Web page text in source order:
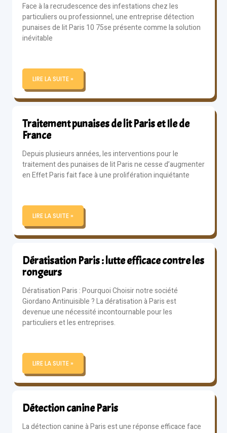
Face à la recrudescence des infestations chez les
particuliers ou professionnel, une entreprise détection
punaises de lit Paris 10 75se présente comme la solution
inévitable
LIRE LA SUITE »
Traitement punaises de lit Paris et Ile de
France
Depuis plusieurs années, les interventions pour le
traitement des punaises de lit Paris ne cesse d’augmenter
en Effet Paris fait face à une prolifération inquiétante
LIRE LA SUITE »
Dératisation Paris : lutte efficace contre les
rongeurs
Dératisation Paris : Pourquoi Choisir notre société
Giordano Antinuisible ? La dératisation à Paris est
devenue une nécessité incontournable pour les
particuliers et les entreprises.
LIRE LA SUITE »
Détection canine Paris
La détection canine à Paris est une réponse efficace face